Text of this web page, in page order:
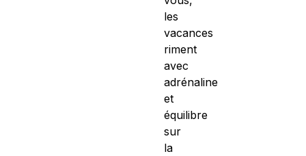
les
vacances
riment
avec
adrénaline
et
équilibre
sur
la